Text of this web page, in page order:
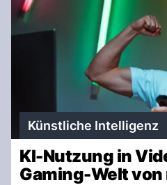
Künstliche Intelligenz
KI-Nutzung in
Gaming-Welt von